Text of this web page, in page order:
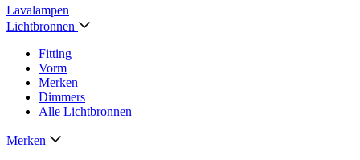
Lavalampen
Lichtbronnen
Fitting
Vorm
Merken
Dimmers
Alle Lichtbronnen
Merken